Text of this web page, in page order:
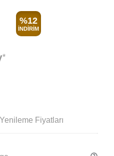
%12
İNDİRİM
*
Yenileme Fiyatları